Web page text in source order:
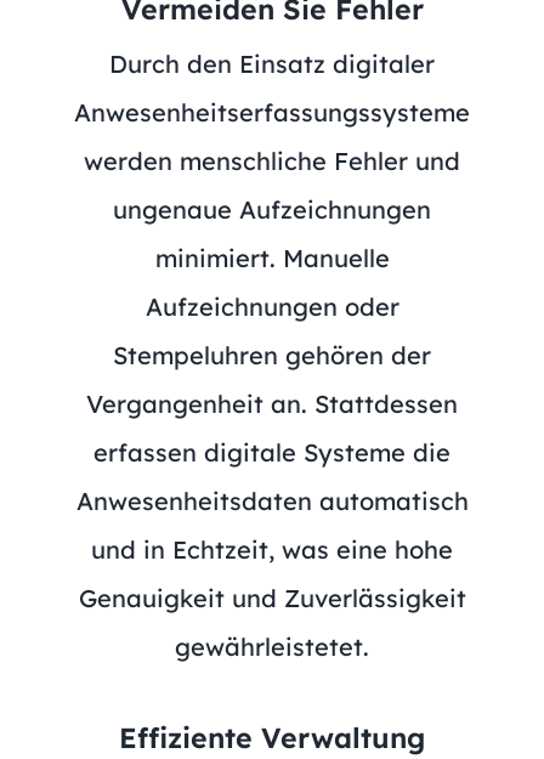
Vermeiden Sie Fehler
Durch den Einsatz digitaler
Anwesenheitserfassungssysteme
werden menschliche Fehler und
ungenaue Aufzeichnungen
minimiert. Manuelle
Aufzeichnungen oder
Stempeluhren gehören der
Vergangenheit an. Stattdessen
erfassen digitale Systeme die
Anwesenheitsdaten automatisch
und in Echtzeit, was eine hohe
Genauigkeit und Zuverlässigkeit
gewährleistetet.
Effiziente Verwaltung